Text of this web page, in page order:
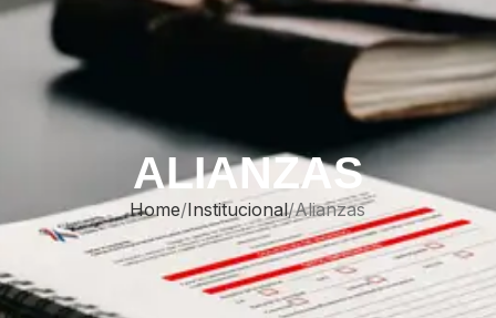
ALIANZAS
Home Institucional Alianzas